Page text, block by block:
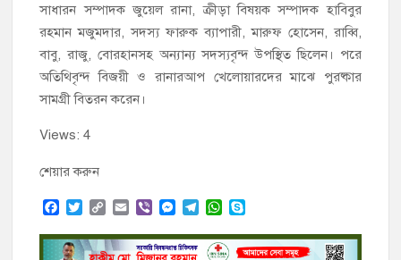
সাধারন সম্পাদক জুয়েল রানা, ক্রীড়া বিষয়ক সম্পাদক হাবিবুর
রহমান মজুমদার, সদস্য ফারুক ব্যাপারী, মারুফ হোসেন, রাব্বি,
বাবু, রাজু, বোরহানসহ অন্যান্য সদস্যবৃন্দ উপস্থিত ছিলেন। পরে
অতিথিবৃন্দ বিজয়ী ও রানারআপ খেলোয়ারদের মাঝে পুরষ্কার
সামগ্রী বিতরন করেন।
Views: 4
শেয়ার করুন
F
c
e
T
i
t
C
p
y
E
a
i
V
b
e
M
s
s
T
l
e
W
a
t
y
p